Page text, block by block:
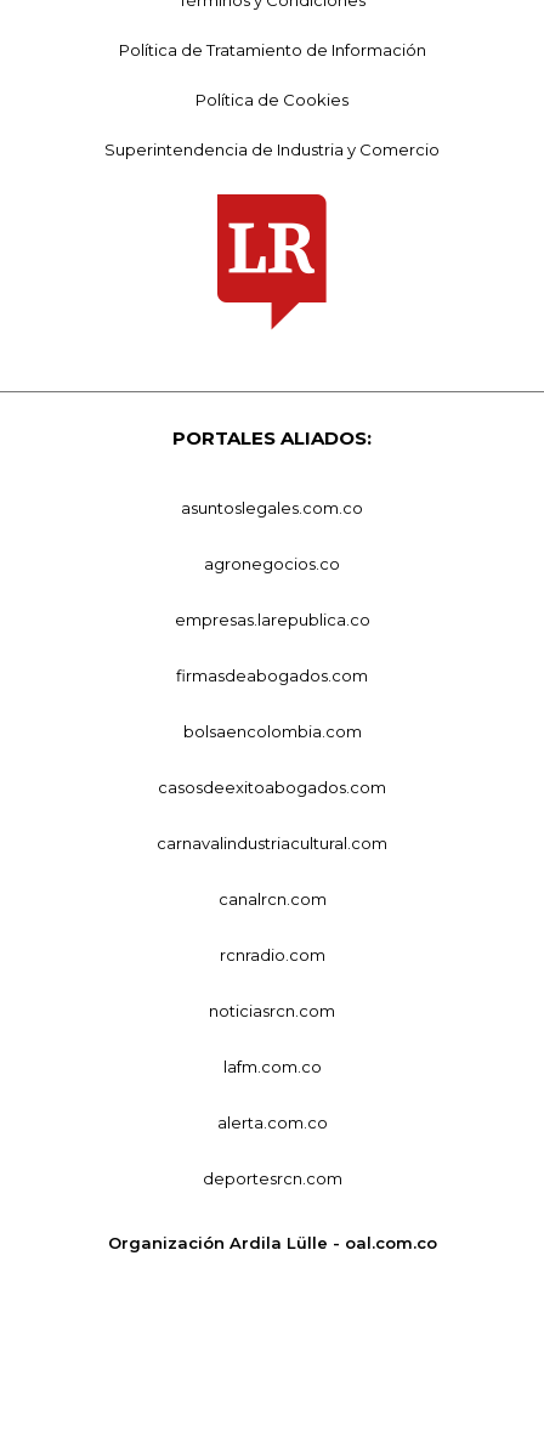
Política de Tratamiento de Información
Política de Cookies
Superintendencia de Industria y Comercio
PORTALES ALIADOS:
asuntoslegales.com.co
agronegocios.co
empresas.larepublica.co
firmasdeabogados.com
bolsaencolombia.com
casosdeexitoabogados.com
carnavalindustriacultural.com
canalrcn.com
rcnradio.com
noticiasrcn.com
lafm.com.co
alerta.com.co
deportesrcn.com
Organización Ardila Lülle - oal.com.co